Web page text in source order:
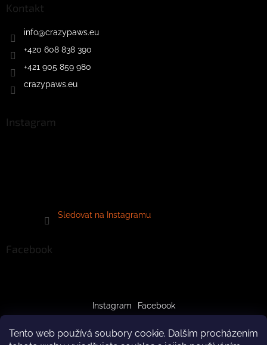
Tento web používá soubory cookie. Dalším procházením
Kontakt
info@crazypaws.eu
+420 608 838 390
+421 905 859 980
crazypaws.eu
Instagram
Sledovat na Instagramu
Facebook
Instagram Facebook